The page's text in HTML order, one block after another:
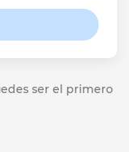
ser el primero